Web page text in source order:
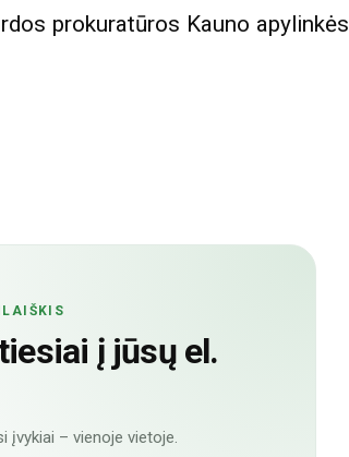
prokuratūros Kauno apylinkės
į jūsų el.
įvykiai – vienoje vietoje.